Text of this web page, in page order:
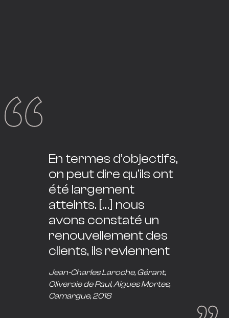
En termes d’objectifs,
on peut dire qu’ils ont
été largement
atteints. […] nous
avons constaté un
renouvellement des
clients, ils reviennent
Jean-Charles Laroche, Gérant,
Oliveraie de Paul, Aigues Mortes,
Camargue, 2018